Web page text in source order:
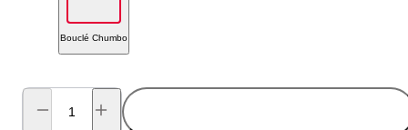
Bouclé Chumbo